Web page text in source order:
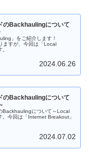
のBackhaulingについて
」をご紹介します！
ますが、今回は「Local
2024.06.26
のBackhaulingについて
Backhaulingについて～Local
今回は「Internet Breakout」
2024.07.02